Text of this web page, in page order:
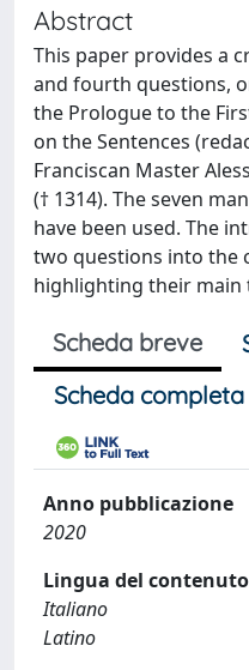
Abstract
This paper provides a
and fourth questions,
the Prologue to the
on the Sentences
Franciscan Master
(† 1314). The seven
have been used. The
two questions into the
highlighting their main
Scheda breve
Scheda completa
Anno pubblicazione
2020
Lingua del contenuto
Italiano
Latino